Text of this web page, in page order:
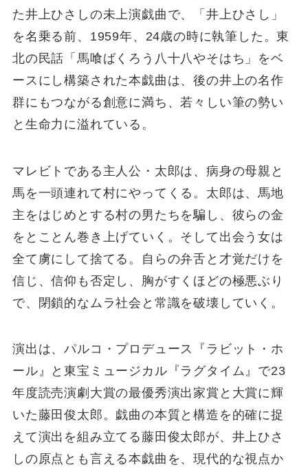
た井上ひさしの未上演戯曲で、「井上ひさし」
を名乗る前、1959年、24歳の時に執筆した。東
北の民話「馬喰ばくろう八十八やそはち」をベ
ースにし構築された本戯曲は、後の井上の名作
群にもつながる創意に満ち、若々しい筆の勢い
と生命力に溢れている。
マレビトである主人公・太郎は、病身の母親と
馬を一頭連れて村にやってくる。太郎は、馬地
主をはじめとする村の男たちを騙し、彼らの金
をとことん巻き上げていく。そして出会う女は
全て虜にして捨てる。自らの弁舌と才覚だけを
信じ、信仰も否定し、胸がすくほどの極悪ぶり
で、閉鎖的なムラ社会と常識を破壊していく。
演出は、パルコ・プロデュース『ラビット・ホ
ール』と東宝ミュージカル『ラグタイム』で23
年度読売演劇大賞の最優秀演出家賞と大賞に輝
いた藤田俊太郎。戯曲の本質と構造を的確に捉
えて演出を組み立てる藤田俊太郎が、井上ひさ
しの原点とも言える本戯曲を、現代的な視点か